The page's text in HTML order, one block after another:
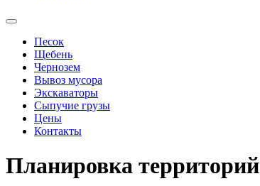
Песок
Щебень
Чернозем
Вывоз мусора
Экскаваторы
Сыпучие грузы
Цены
Контакты
Планировка территорий